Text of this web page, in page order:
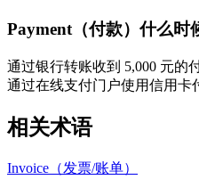
Payment（付款）什么时
通过银行转账收到 5,000 元的
通过在线支付门户使用信用卡
相关术语
Invoice（发票/账单）